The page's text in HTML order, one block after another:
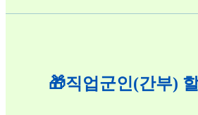
🎁직업군인(간부)